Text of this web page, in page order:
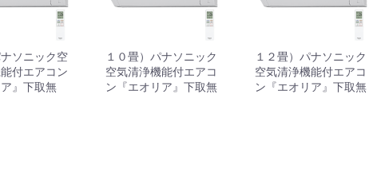
ソニック空
付エアコン
ア』下取無
１０畳）パナソニック
空気清浄機能付エアコ
ン『エオリア』下取無
１２畳）パナソニック
空気清浄機能付エアコ
ン『エオリア』下取無